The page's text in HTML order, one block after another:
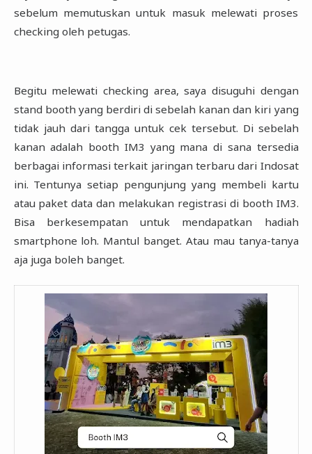
sebelum memutuskan ‎untuk masuk melewati proses
checking oleh petugas.‎
Begitu melewati checking area, saya disuguhi dengan
stand booth yang berdiri di sebelah kanan dan ‎kiri yang
tidak jauh dari tangga untuk cek tersebut. Di sebelah
kanan adalah booth IM3 yang mana di ‎sana tersedia
berbagai informasi terkait jaringan terbaru dari Indosat
ini. Tentunya setiap pengunjung ‎yang membeli kartu
atau paket data dan melakukan registrasi di booth IM3.
Bisa berkesempatan untuk ‎mendapatkan hadiah
smartphone loh. Mantul banget. Atau mau tanya-tanya
aja juga boleh banget.‎